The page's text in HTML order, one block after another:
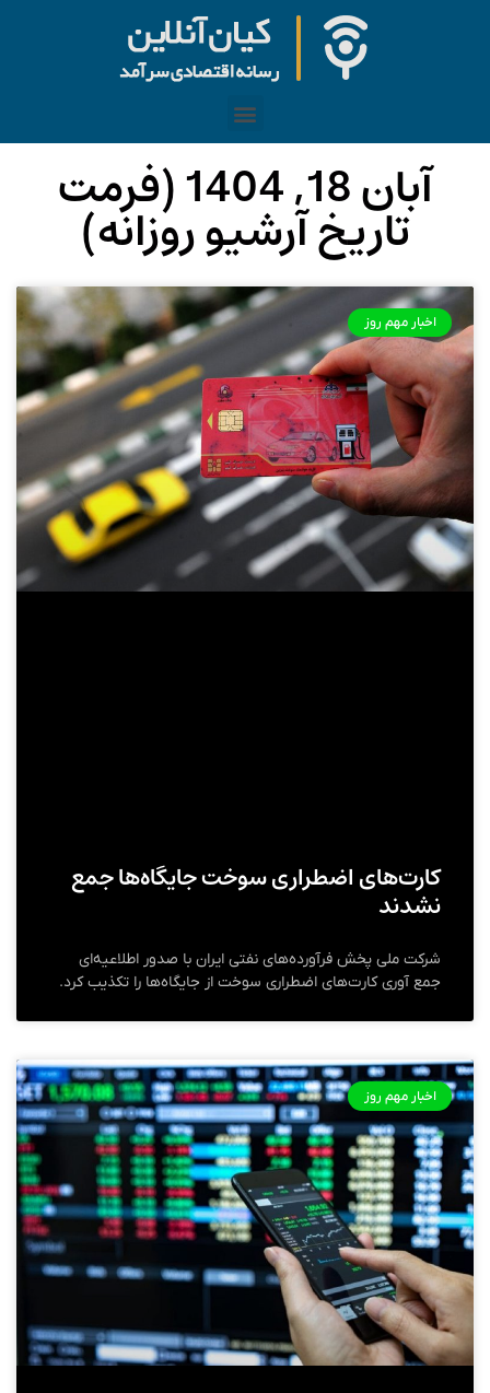
آبان 18, 1404 (فرمت
تاریخ آرشیو روزانه)
اخبار مهم روز
کارت‌های اضطراری سوخت جایگاه‌ها جمع
نشدند
شرکت ملی پخش فرآورده‌های نفتی ایران با صدور اطلاعیه‌ای
جمع آوری کارت‌های اضطراری سوخت از جایگاه‌ها را تکذیب کرد.
اخبار مهم روز